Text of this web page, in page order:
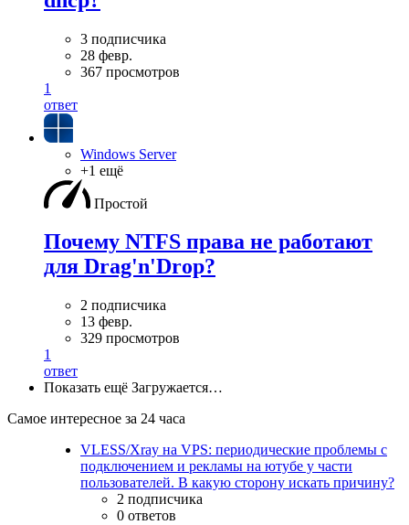
3 подписчика
28 февр.
367 просмотров
1
ответ
Windows Server
+1 ещё
Простой
Почему NTFS права не работают
для Drag'n'Drop?
2 подписчика
13 февр.
329 просмотров
1
ответ
Показать ещё Загружается…
Самое интересное за 24 часа
VLESS/Xray на VPS: периодические проблемы с
подключением и рекламы на ютубе у части
пользователей. В какую сторону искать причину?
2 подписчика
0 ответов